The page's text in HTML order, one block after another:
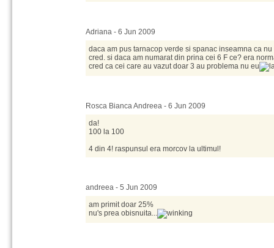
Adriana - 6 Jun 2009
daca am pus tarnacop verde si spanac inseamna ca
cred. si daca am numarat din prina cei 6 F ce? era
cred ca cei care au vazut doar 3 au problema nu eu
Rosca Bianca Andreea - 6 Jun 2009
da!
100 la 100
4 din 4! raspunsul era morcov la ultimul!
andreea - 5 Jun 2009
am primit doar 25%
nu's prea obisnuita...